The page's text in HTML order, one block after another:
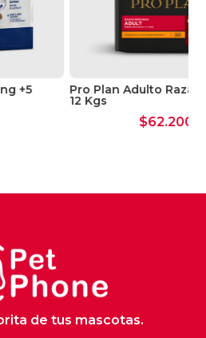
+5 Pro Plan Adulto Razas
12 Kgs
$62.200
de tus mascotas.